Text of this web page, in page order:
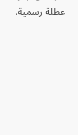
عطلة رسمية.